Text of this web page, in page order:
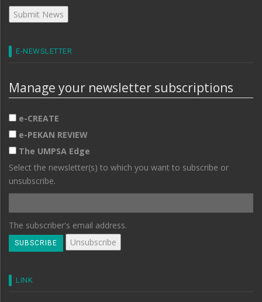
E-NEWSLETTER
Manage your newsletter subscriptions
e-CREATE
e-PEKAN REVIEW
The UMPSA Edge
Select the newsletter(s) to which you want to subscribe or
unsubscribe.
The subscriber's email address.
LINK